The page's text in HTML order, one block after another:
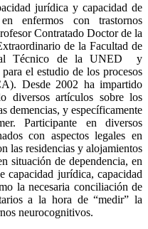
jurídica y capacidad de
enfermos con trastornos
Contratado Doctor de la
de la Facultad de
Técnico de la UNED y
el estudio de los procesos
Desde 2002 ha impartido
diversos artículos sobre los
demencias, y específicamente
Participante en diversos
con aspectos legales en
las residencias y alojamientos
situación de dependencia, en
capacidad jurídica, capacidad
la necesaria conciliación de
a la hora de “medir” la
neurocognitivos.